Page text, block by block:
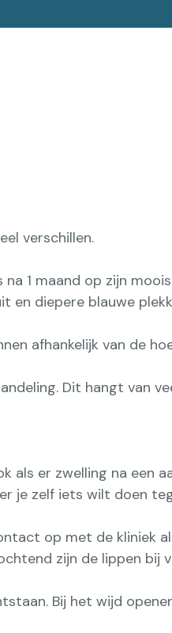
verschillen.
1 maand op zijn
diepere blauwe
afhankelijk van de
Dit hangt van
als er zwelling na een
je zelf iets wilt doen
op met de
zijn de lippen bij
Bij het wijd